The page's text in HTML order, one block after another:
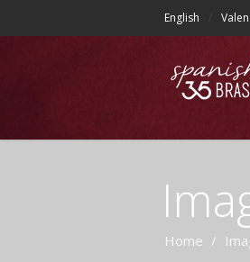
English
Home /